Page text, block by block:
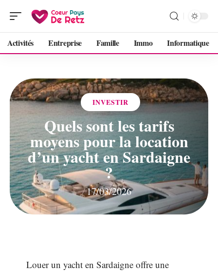
Activités Entreprise Famille Immo Informatique
INVESTIR
Quels sont les tarifs
moyens pour la location
d’un yacht en Sardaigne
?
17/03/2026
Louer un yacht en Sardaigne offre une